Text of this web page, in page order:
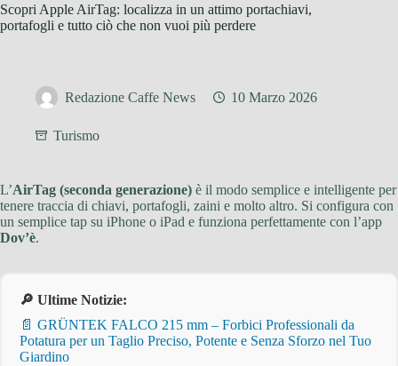
Scopri Apple AirTag: localizza in un attimo portachiavi,
portafogli e tutto ciò che non vuoi più perdere
Redazione Caffe News 10 Marzo 2026
Turismo
L’AirTag (seconda generazione) è il modo semplice e intelligente per
tenere traccia di chiavi, portafogli, zaini e molto altro. Si configura con
un semplice tap su iPhone o iPad e funziona perfettamente con l’app
Dov’è.
🔎 Ultime Notizie:
📄 GRÜNTEK FALCO 215 mm – Forbici Professionali da
Potatura per un Taglio Preciso, Potente e Senza Sforzo nel Tuo
Giardino